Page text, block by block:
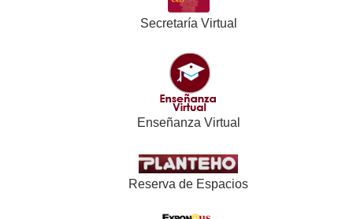
Secretaría Virtual
Enseñanza Virtual
Reserva de Espacios